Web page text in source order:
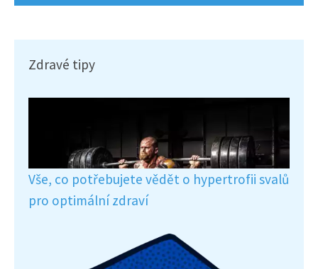
Zdravé tipy
Vše, co potřebujete vědět o hypertrofii svalů
pro optimální zdraví